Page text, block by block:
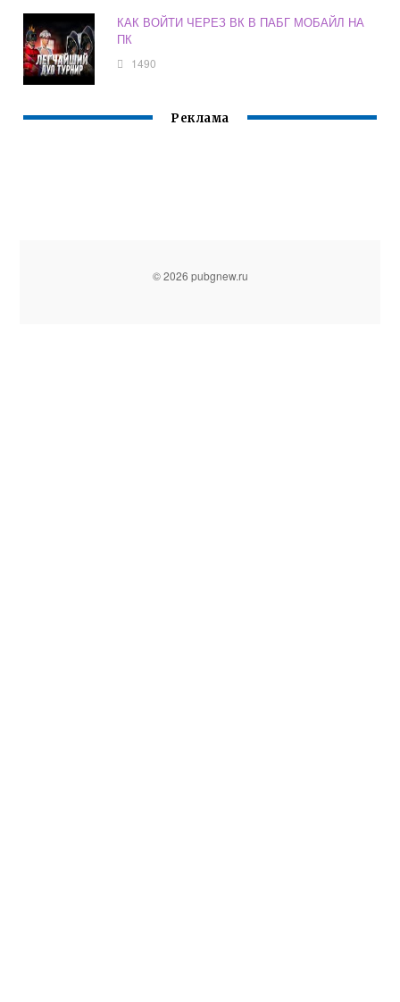
КАК ВОЙТИ ЧЕРЕЗ ВК В ПАБГ МОБАЙЛ НА
ПК
1490
Реклама
© 2026 pubgnew.ru